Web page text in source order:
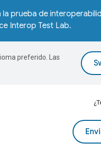
prueba de
Interop Test Lab.
preferido. Las